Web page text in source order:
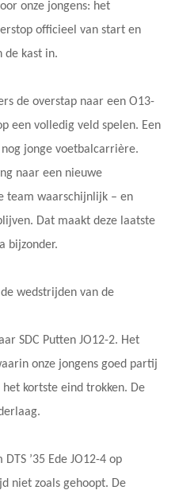
onze jongens: het
officieel van start en
de kast in.
de overstap naar een O13-
een volledig veld spelen. Een
jonge voetbalcarrière.
naar een nieuwe
team waarschijnlijk – en
Dat maakt deze laatste
bijzonder.
wedstrijden van de
SDC Putten JO12-2. Het
onze jongens goed partij
kortste eind trokken. De
’35 Ede JO12-4 op
niet zoals gehoopt. De